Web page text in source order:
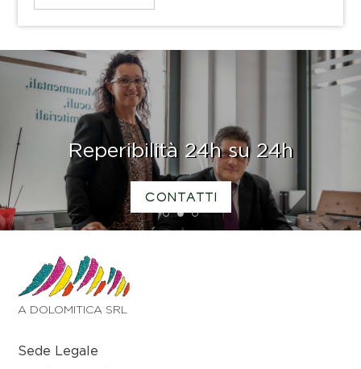
1 2 3
Reperibilità 24h su 24h
CONTATTI
A DOLOMITICA SRL
Sede Legale